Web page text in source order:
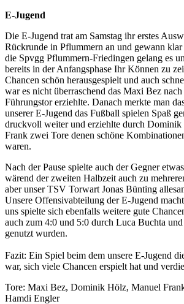
E-Jugend
Die E-Jugend trat am Samstag ihr erstes
Rückrunde in Pflummern an und gewann
die Spvgg Pflummern-Friedingen gelang es
bereits in der Anfangsphase Ihr Können zu
Chancen schön herausgespielt und auch
war es nicht überraschend das Maxi Bez
Führungstor erziehlte. Danach merkte man
unserer E-Jugend das Fußball spielen Spaß
druckvoll weiter und erziehlte durch
Frank zwei Tore denen schöne
waren.
Nach der Pause spielte auch der Gegner
wärend der zweiten Halbzeit auch zu
aber unser TSV Torwart Jonas Bünting
Unsere Offensivabteilung der E-Jugend
uns spielte sich ebenfalls weitere gute
auch zum 4:0 und 5:0 durch Luca Buchta
genutzt wurden.
Fazit: Ein Spiel beim dem unsere E-Jugend
war, sich viele Chancen erspielt hat und
Tore: Maxi Bez, Dominik Hölz, Manuel
Hamdi Engler